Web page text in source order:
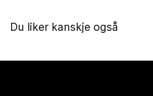
Du liker kanskje også